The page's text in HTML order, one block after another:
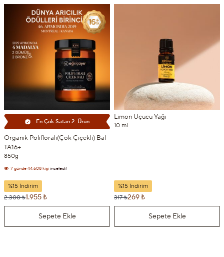
En Çok Satan 2. Ürün
Organik Polifloralı(Çok Çiçekli) Bal
TA16+
850g
7 günde44.608 kişiinceledi!
7 günde 4.740 kişi
%15 İndirim
2.300 ₺1.955 ₺
Sepete Ekle
Limon Uçucu Yağı
10 ml
%15 İndirim
317 ₺269 ₺
Sepete Ekle